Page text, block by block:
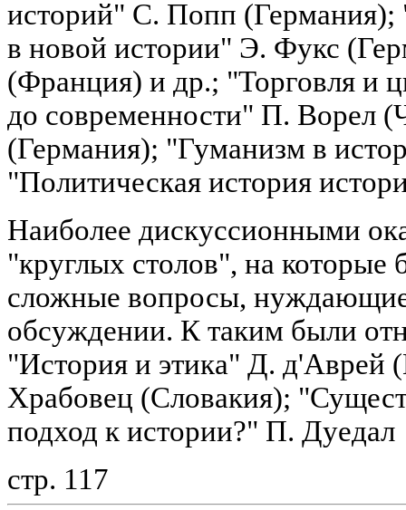
историй" С. Попп (Германия);
в новой истории" Э. Фукс
(Франция) и др.; "Торговля и
до современности" П. Ворел
(Германия); "Гуманизм в
"Политическая история
Наиболее дискуссионными
"круглых столов", на
сложные вопросы,
обсуждении. К таким были
"История и этика" Д. д'Аврей
Храбовец (Словакия);
подход к истории?" П. Дуедал
стр. 117